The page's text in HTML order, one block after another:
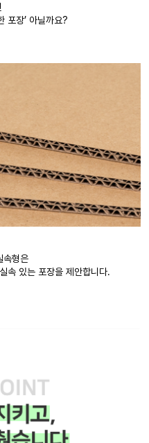
포장’ 아닐까요?
속형은
실속 있는 포장을 제안합니다.